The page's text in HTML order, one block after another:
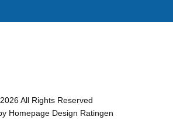
All Rights Reserved
Homepage Design Ratingen